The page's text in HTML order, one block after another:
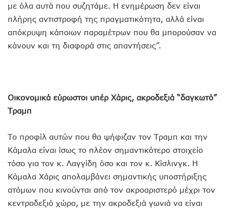
με όλα αυτά που συζητάμε. Η ενημέρωση δεν είναι
πλήρης αντιστροφή της πραγματικότητα, αλλά είναι
απόκρυψη κάποιων παραμέτρων που θα μπορούσαν να
κάνουν και τη διαφορά στις απαντήσεις”.
Οικονομικά εύρωστοι υπέρ Χάρις, ακροδεξιά “δαγκωτό”
Τραμπ
Το προφίλ αυτών που θα ψήφιζαν τον Τραμπ και την
Κάμαλα είναι ίσως το πλέον σημαντικότερο στοιχείο
τόσο για τον κ. Λαγγίδη όσο και τον κ. Κίσλινγκ. Η
Κάμαλα Χάρις απολαμβάνει σημαντικής υποστήριξης
ατόμων που κινούνται από τον ακροαριστερό μέχρι τον
κεντροδεξιό χώρο, με την ακροδεξιά γωνιά να είναι